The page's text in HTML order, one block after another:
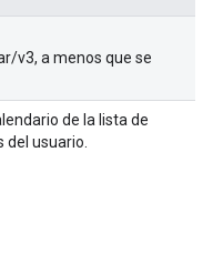
v3, a menos que se
de la lista de
del usuario.